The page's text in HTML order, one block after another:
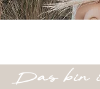
Das bin